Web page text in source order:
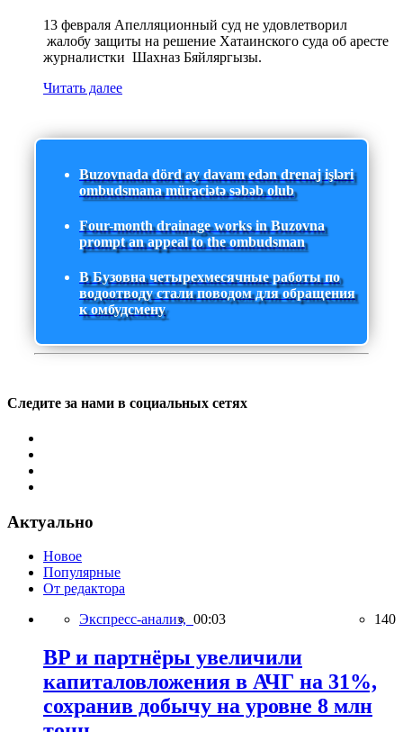
13 февраля Апелляционный суд не удовлетворил
жалобу защиты на решение Хатаинского суда об аресте
журналистки Шахназ Бяйляргызы.
Читать далее
Buzovnada dörd ay davam edən drenaj işləri
ombudsmana müraciətə səbəb olub
Four-month drainage works in Buzovna
prompt an appeal to the ombudsman
В Бузовна четырехмесячные работы по
водоотводу стали поводом для обращения
к омбудсмену
Следите за нами в социальных сетях
Актуально
Новое
Популярные
От редактора
Экспресс-анализ, 00:03 140
BP и партнёры увеличили
капиталовложения в АЧГ на 31%,
сохранив добычу на уровне 8 млн